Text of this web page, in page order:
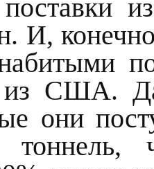
И,
из США.
они